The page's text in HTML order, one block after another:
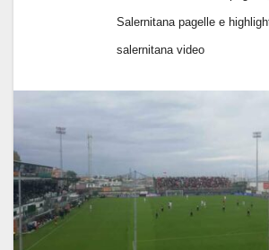
Salernitana pagelle e
salernitana video